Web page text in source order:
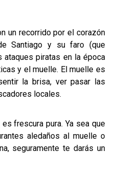
un recorrido por el corazón
Santiago y su faro (que
piratas en la época
y el muelle. El muelle es
la brisa, ver pasar las
locales.
es frescura pura. Ya sea que
aledaños al muelle o
seguramente te darás un